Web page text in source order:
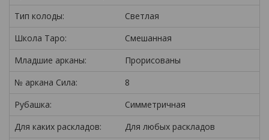
Тип колоды:
Светлая
Школа Таро:
Смешанная
Младшие арканы:
Прорисованы
№ аркана Сила:
8
Рубашка:
Симметричная
Для каких раскладов:
Для любых раскладов